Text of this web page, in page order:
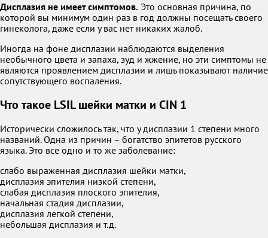
Дисплазия не имеет симптомов. Это основная причина, по
которой вы минимум один раз в год должны посещать своего
гинеколога, даже если у вас нет никаких жалоб.
Иногда на фоне дисплазии наблюдаются выделения
необычного цвета и запаха, зуд и жжение, но эти симптомы не
являются проявлением дисплазии и лишь показывают наличие
сопутствующего воспаления.
Что такое LSIL шейки матки и CIN 1
Исторически сложилось так, что у дисплазии 1 степени много
названий. Одна из причин – богатство эпитетов русского
языка. Это все одно и то же заболевание:
слабо выраженная дисплазия шейки матки,
дисплазия эпителия низкой степени,
слабая дисплазия плоского эпителия,
начальная стадия дисплазии,
дисплазия легкой степени,
небольшая дисплазия и т.д.